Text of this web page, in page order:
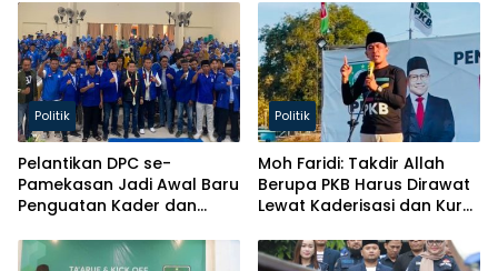
Politik
Pelantikan DPC se-
Pamekasan Jadi Awal Baru
Penguatan Kader dan
Politik
Moh Faridi: Takdir Allah
Berupa PKB Harus Dirawat
Lewat Kaderisasi dan Kursi